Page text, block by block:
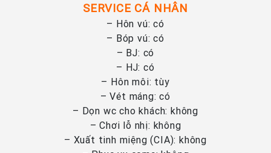
SERVICE CÁ NHÂN
– Hôn vú: có
– Bóp vú: có
– BJ: có
– HJ: có
– Hôn môi: tùy
– Vét máng: có
– Dọn wc cho khách: không
– Chơi lỗ nhị: không
– Xuất tinh miệng (CIA): không